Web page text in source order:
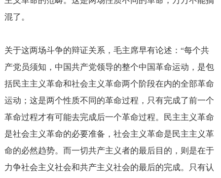
混了。
关于这两场斗争的辩证关系，毛主席早有论述： “每个共
产党员须知，中国共产党领导的整个中国革命运动，是包
括民主主义革命和社会主义革命两个阶段在内的全部革命
运动；这是两个性质不同的革命过程，只有完成了前一个
革命过程才有可能去完成后一个革命过程。民主主义革命
是社会主义革命的必要准备，社会主义革命是民主主义革
命的必然趋势。而一切共产主义者的最后目的，则是在于
力争社会主义社会和共产主义社会的最后的完成。只有认